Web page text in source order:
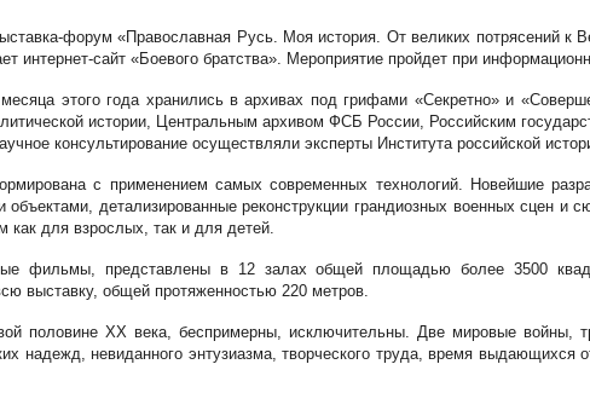
форум «Православная Русь. Моя история. От великих потрясений к
интернет-сайт «Боевого братства». Мероприятие пройдет при
этого года хранились в архивах под грифами «Секретно» и
истории, Центральным архивом ФСБ России, Российским
консультирование осуществляли эксперты Института российской
с применением самых современных технологий. Новейшие
детализированные реконструкции грандиозных военных сцен и
как для взрослых, так и для детей.
фильмы, представлены в 12 залах общей площадью более 3500
выставку, общей протяженностью 220 метров.
половине ХХ века, беспримерны, исключительны. Две мировые войны,
невиданного энтузиазма, творческого труда, время выдающихся